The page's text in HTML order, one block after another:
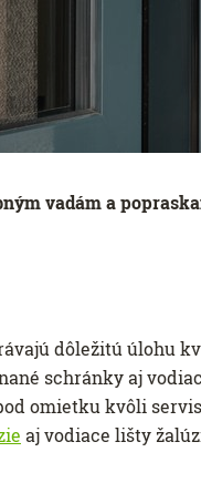
vadám a
dôležitú úlohu
schránky aj
omietku kvôli
aj vodiace lišty